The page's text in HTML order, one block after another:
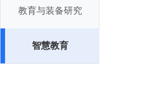
教育与装备研究
智慧教育